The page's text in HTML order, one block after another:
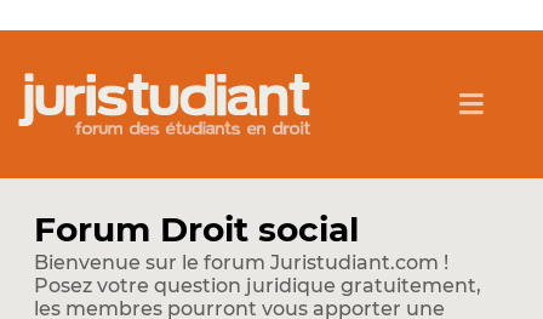
Forum Droit social
Bienvenue sur le forum Juristudiant.com !
Posez votre question juridique gratuitement,
les membres pourront vous apporter une